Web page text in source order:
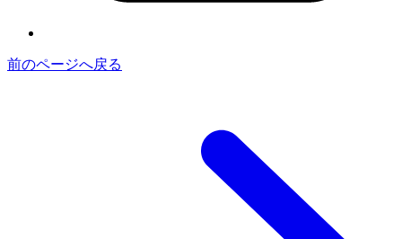
前のページへ戻る